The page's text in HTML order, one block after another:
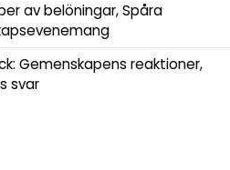
av belöningar, Spåra
Gemenskapens reaktioner,
svar